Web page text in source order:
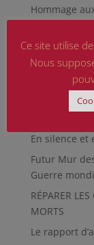
Hommage
Qu’est-ce
Seconde
La revue «
musée de
En silence et
Futur Mur
Guerre
RÉPARER
MORTS
Le rapport
Ce site utilise
Nous